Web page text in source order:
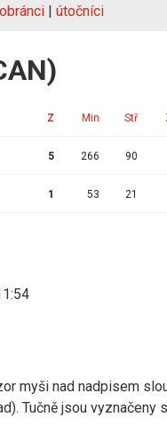
obránci | útočníci
Z Min Stř
5 266 90
1 53 21
myši nad nadpisem
Tučně jsou vyznačeny